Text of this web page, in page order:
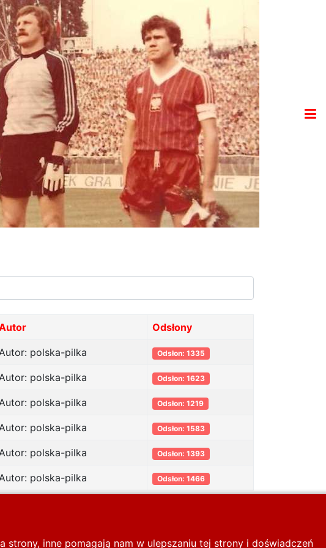
Odsłony
polska-pilka Odsłon: 1335
polska-pilka Odsłon: 1623
polska-pilka Odsłon: 1219
polska-pilka Odsłon: 1583
polska-pilka Odsłon: 1393
polska-pilka Odsłon: 1466
inne pomagają nam w ulepszaniu tej strony i doświadczeń